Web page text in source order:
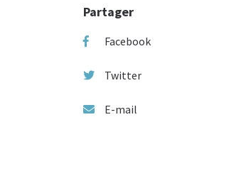
Partager
Facebook
Twitter
E-mail